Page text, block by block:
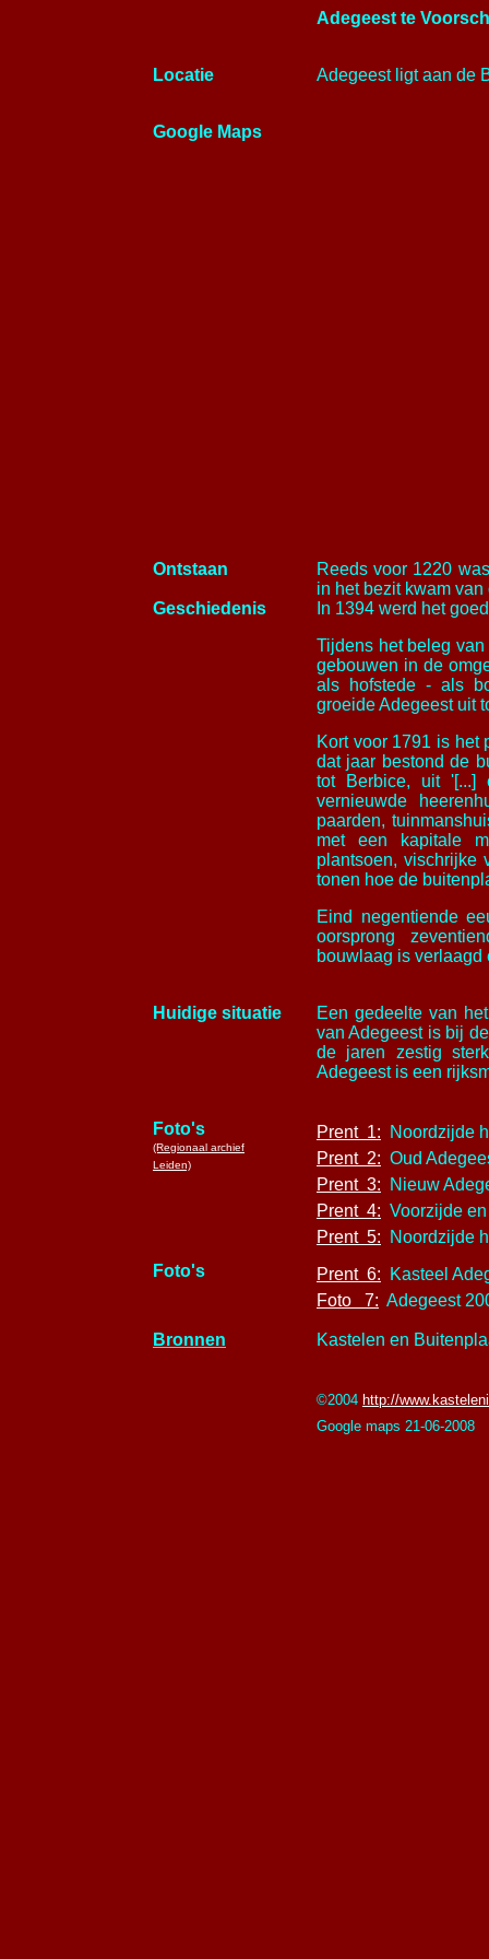
Adegeest te
Locatie Adegeest ligt aan de
Google Maps
Ontstaan
Reeds voor 1220
in het bezit kwam
Geschiedenis
In 1394 werd het
Tijdens het beleg
gebouwen in de
als hofstede - als
groeide Adegeest uit
Kort voor 1791 is het
dat jaar bestond de
tot Berbice, uit '[...]
vernieuwde
paarden,
met een kapitale
plantsoen, vischrijke
tonen hoe de
Eind negentiende
oorsprong
bouwlaag is verlaagd
Huidige situatie
Een gedeelte van
van Adegeest is bij
de jaren zestig
Adegeest is een
Foto's
(Regionaal archief
Leiden)
Prent 1: Noordzijde
Prent 2: Oud
Prent 3: Nieuw
Prent 4: Voorzijde
Prent 5: Noordzijde
Foto's
Prent 6: Kasteel
Foto 7: Adegeest
Bronnen Kastelen en
©2004 http://
Google maps 21-06-2008